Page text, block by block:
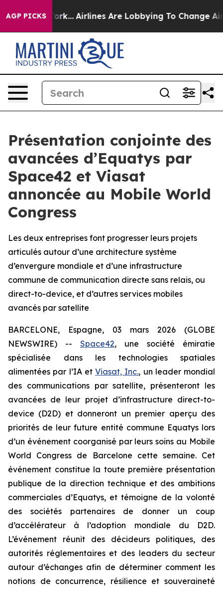
AGP PICKS
York... Airlines Are Lobbying To Change Airfare
Présentation conjointe des
avancées d’Equatys par
Space42 et Viasat
annoncée au Mobile World
Congress
Les deux entreprises font progresser leurs projets
articulés autour d’une architecture système
d’envergure mondiale et d’une infrastructure
commune de communication directe sans relais, ou
direct-to-device, et d’autres services mobiles
avancés par satellite
BARCELONE, Espagne, 03 mars 2026 (GLOBE
NEWSWIRE) -- Space42, une société émiratie
spécialisée dans les technologies spatiales
alimentées par l’IA et Viasat, Inc., un leader mondial
des communications par satellite, présenteront les
avancées de leur projet d’infrastructure direct-to-
device (D2D) et donneront un premier aperçu des
priorités de leur future entité commune Equatys lors
d’un événement coorganisé par leurs soins au Mobile
World Congress de Barcelone cette semaine. Cet
événement constitue la toute première présentation
publique de la direction technique et des ambitions
commerciales d’Equatys, et témoigne de la volonté
des sociétés partenaires de donner un coup
d’accélérateur à l’adoption mondiale du D2D.
L’événement réunit des décideurs politiques, des
autorités réglementaires et des leaders du secteur
autour d’échanges afin de déterminer comment les
notions de concurrence, résilience et souveraineté